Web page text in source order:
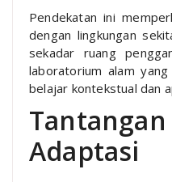
Pendekatan ini
dengan lingkungan
sekadar ruang
laboratorium alam yang
belajar kontekstual dan
Adaptasi